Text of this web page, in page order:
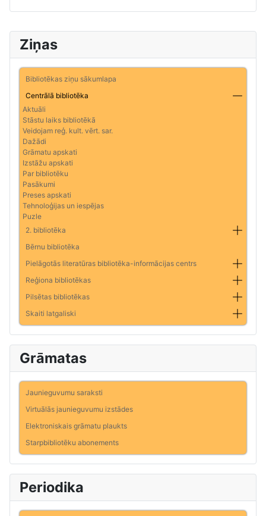
Ziņas
Bibliotēkas ziņu sākumlapa
Centrālā bibliotēka
Aktuāli
Stāstu laiks bibliotēkā
Veidojam reģ. kult. vērt. sar.
Dažādi
Grāmatu apskati
Izstāžu apskati
Par bibliotēku
Pasākumi
Preses apskati
Tehnoloģijas un iespējas
Puzle
2. bibliotēka
Bērnu bibliotēka
Pielāgotās literatūras bibliotēka-informācijas centrs
Reģiona bibliotēkas
Pilsētas bibliotēkas
Skaiti latgaliski
Grāmatas
Jaunieguvumu saraksti
Virtuālās jaunieguvumu izstādes
Elektroniskais grāmatu plaukts
Starpbibliotēku abonements
Periodika